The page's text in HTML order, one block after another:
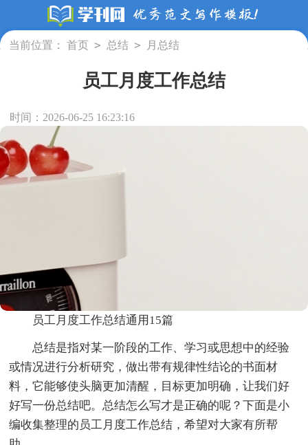
当前位置： 首页 > 总结 > 月总结
员工月度工作总结
时间：2026-06-25 16:23:16
员工月度工作总结通用15篇
总结是指对某一阶段的工作、学习或思想中的经验
或情况进行分析研究，做出带有规律性结论的书面材
料，它能够使头脑更加清醒，目标更加明确，让我们好
好写一份总结吧。总结怎么写才是正确的呢？下面是小
编收集整理的员工月度工作总结，希望对大家有所帮